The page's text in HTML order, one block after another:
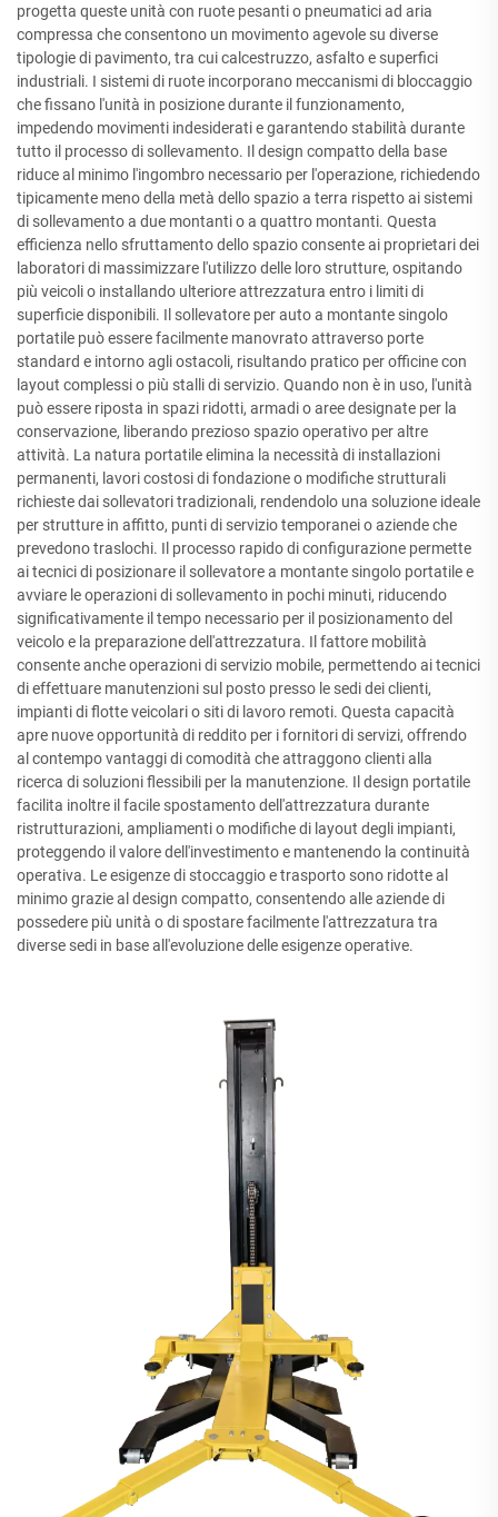
progetta queste unità con ruote pesanti o pneumatici ad aria
compressa che consentono un movimento agevole su diverse
tipologie di pavimento, tra cui calcestruzzo, asfalto e superfici
industriali. I sistemi di ruote incorporano meccanismi di bloccaggio
che fissano l'unità in posizione durante il funzionamento,
impedendo movimenti indesiderati e garantendo stabilità durante
tutto il processo di sollevamento. Il design compatto della base
riduce al minimo l'ingombro necessario per l'operazione, richiedendo
tipicamente meno della metà dello spazio a terra rispetto ai sistemi
di sollevamento a due montanti o a quattro montanti. Questa
efficienza nello sfruttamento dello spazio consente ai proprietari dei
laboratori di massimizzare l'utilizzo delle loro strutture, ospitando
più veicoli o installando ulteriore attrezzatura entro i limiti di
superficie disponibili. Il sollevatore per auto a montante singolo
portatile può essere facilmente manovrato attraverso porte
standard e intorno agli ostacoli, risultando pratico per officine con
layout complessi o più stalli di servizio. Quando non è in uso, l'unità
può essere riposta in spazi ridotti, armadi o aree designate per la
conservazione, liberando prezioso spazio operativo per altre
attività. La natura portatile elimina la necessità di installazioni
permanenti, lavori costosi di fondazione o modifiche strutturali
richieste dai sollevatori tradizionali, rendendolo una soluzione ideale
per strutture in affitto, punti di servizio temporanei o aziende che
prevedono traslochi. Il processo rapido di configurazione permette
ai tecnici di posizionare il sollevatore a montante singolo portatile e
avviare le operazioni di sollevamento in pochi minuti, riducendo
significativamente il tempo necessario per il posizionamento del
veicolo e la preparazione dell'attrezzatura. Il fattore mobilità
consente anche operazioni di servizio mobile, permettendo ai tecnici
di effettuare manutenzioni sul posto presso le sedi dei clienti,
impianti di flotte veicolari o siti di lavoro remoti. Questa capacità
apre nuove opportunità di reddito per i fornitori di servizi, offrendo
al contempo vantaggi di comodità che attraggono clienti alla
ricerca di soluzioni flessibili per la manutenzione. Il design portatile
facilita inoltre il facile spostamento dell'attrezzatura durante
ristrutturazioni, ampliamenti o modifiche di layout degli impianti,
proteggendo il valore dell'investimento e mantenendo la continuità
operativa. Le esigenze di stoccaggio e trasporto sono ridotte al
minimo grazie al design compatto, consentendo alle aziende di
possedere più unità o di spostare facilmente l'attrezzatura tra
diverse sedi in base all'evoluzione delle esigenze operative.